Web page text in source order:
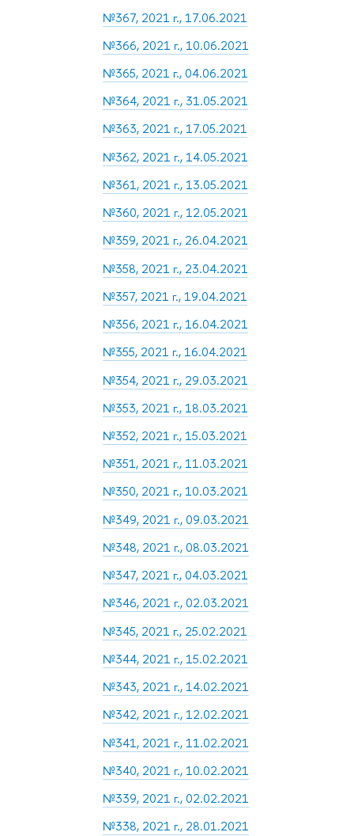
№367, 2021 г., 17.06.2021
№366, 2021 г., 10.06.2021
№365, 2021 г., 04.06.2021
№364, 2021 г., 31.05.2021
№363, 2021 г., 17.05.2021
№362, 2021 г., 14.05.2021
№361, 2021 г., 13.05.2021
№360, 2021 г., 12.05.2021
№359, 2021 г., 26.04.2021
№358, 2021 г., 23.04.2021
№357, 2021 г., 19.04.2021
№356, 2021 г., 16.04.2021
№355, 2021 г., 16.04.2021
№354, 2021 г., 29.03.2021
№353, 2021 г., 18.03.2021
№352, 2021 г., 15.03.2021
№351, 2021 г., 11.03.2021
№350, 2021 г., 10.03.2021
№349, 2021 г., 09.03.2021
№348, 2021 г., 08.03.2021
№347, 2021 г., 04.03.2021
№346, 2021 г., 02.03.2021
№345, 2021 г., 25.02.2021
№344, 2021 г., 15.02.2021
№343, 2021 г., 14.02.2021
№342, 2021 г., 12.02.2021
№341, 2021 г., 11.02.2021
№340, 2021 г., 10.02.2021
№339, 2021 г., 02.02.2021
№338, 2021 г., 28.01.2021